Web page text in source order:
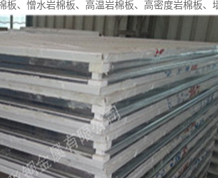
板、憎水岩棉板、高温岩棉板、高密度岩棉板、